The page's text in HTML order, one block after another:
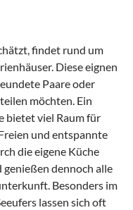
findet rund um
Diese eignen
Paare oder
möchten. Ein
bietet viel Raum für
und entspannte
die eigene Küche
genießen dennoch alle
Besonders im
lassen sich oft